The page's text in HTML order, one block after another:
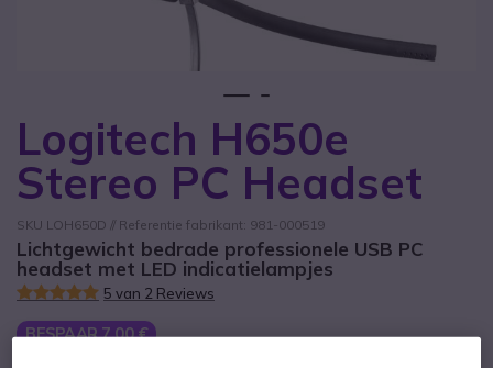
Logitech H650e
Stereo PC Headset
SKU LOH650D // Referentie fabrikant: 981-000519
Lichtgewicht bedrade professionele USB PC
headset met LED indicatielampjes
5 van 2 Reviews
BESPAAR 7,00 €
Ga naar het begin van de afbeeldingen-gallerij